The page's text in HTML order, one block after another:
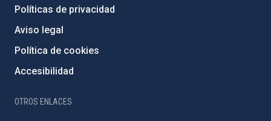
Políticas de privacidad
Aviso legal
Política de cookies
Accesibilidad
OTROS ENLACES